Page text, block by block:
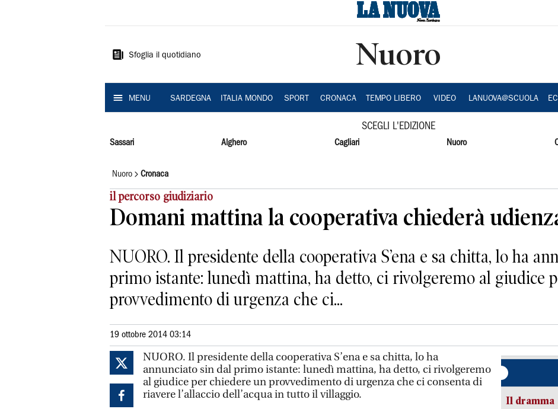
Sardegna
Sfoglia il quotidiano Nuoro
MENU SARDEGNA ITALIA MONDO SPORT CRONACA TEMPO LIBERO VIDEO LANUOVA@SCUOLA
SCEGLI L'EDIZIONE
Sassari Alghero Cagliari Nuoro
Nuoro Cronaca
il percorso giudiziario
Domani mattina la cooperativa chiederà
NUORO. Il presidente della cooperativa S’ena e sa chitta, lo ha
primo istante: lunedì mattina, ha detto, ci rivolgeremo al giudice
provvedimento di urgenza che ci...
19 ottobre 2014 03:14
NUORO. Il presidente della cooperativa S’ena e sa chitta, lo ha
annunciato sin dal primo istante: lunedì mattina, ha detto, ci rivolgeremo
al giudice per chiedere un provvedimento di urgenza che ci consenta di
riavere l’allaccio dell’acqua in tutto il villaggio.
Il dramma